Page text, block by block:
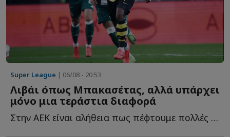
Super League | 06/08 - 20:53
Λιβάι όπως Μπακασέτας, αλλά υπάρχει
μόνο μια τεράστια διαφορά
Στην ΑΕΚ είναι αλήθεια πως πέφτουμε πολλές στην παγίδα ν...